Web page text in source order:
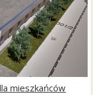
mieszkańców